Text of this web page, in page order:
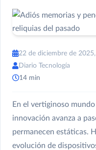
22 de diciembre de
Diario Tecnología
14 min
En el vertiginoso
innovación avanza a
permanecen estáticas.
evolución de